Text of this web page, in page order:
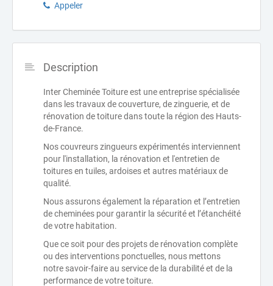
Appeler
Description
Inter Cheminée Toiture est une entreprise spécialisée
dans les travaux de couverture, de zinguerie, et de
rénovation de toiture dans toute la région des Hauts-
de-France.
Nos couvreurs zingueurs expérimentés interviennent
pour l'installation, la rénovation et l'entretien de
toitures en tuiles, ardoises et autres matériaux de
qualité.
Nous assurons également la réparation et l’entretien
de cheminées pour garantir la sécurité et l’étanchéité
de votre habitation.
Que ce soit pour des projets de rénovation complète
ou des interventions ponctuelles, nous mettons
notre savoir-faire au service de la durabilité et de la
performance de votre toiture.